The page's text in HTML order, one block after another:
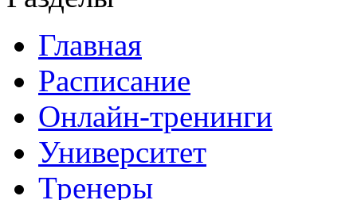
Главная
Расписание
Онлайн-тренинги
Университет
Тренеры